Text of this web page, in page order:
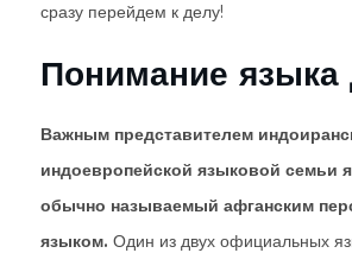
сразу перейдем к делу!
Понимание языка
Важным представителем
индоевропейской языковой семьи
обычно называемый афганским
языком. Один из двух официальных